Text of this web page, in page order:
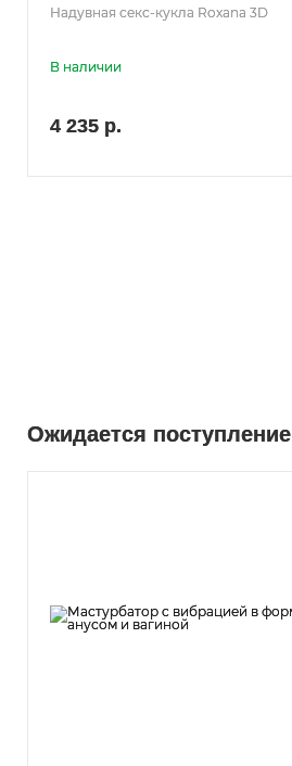
Надувная секс-кукла Roxana 3D
В наличии
4 235 р.
Ожидается поступление